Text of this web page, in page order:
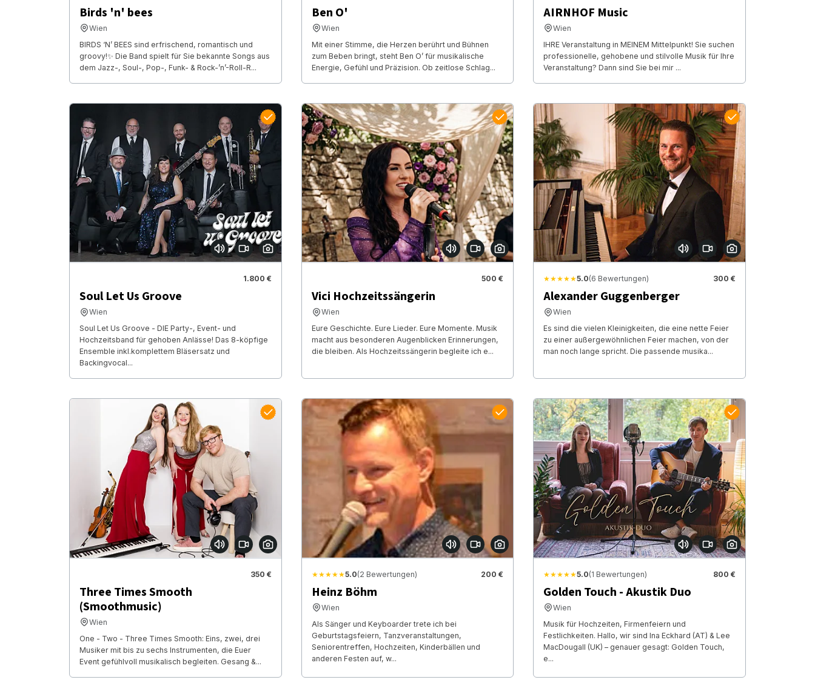
Birds 'n' bees
Wien
BIRDS ‘N’ BEES sind erfrischend, romantisch und
groovy!✨ Die Band spielt für Sie bekannte Songs aus
dem Jazz-, Soul-, Pop-, Funk- & Rock-’n’-Roll-R...
Ben O'
Wien
Mit einer Stimme, die Herzen berührt und Bühnen
zum Beben bringt, steht Ben O’ für musikalische
Energie, Gefühl und Präzision. Ob zeitlose Schlag...
AIRNHOF Music
Wien
IHRE Veranstaltung in MEINEM Mittelpunkt! Sie suchen
professionelle, gehobene und stilvolle Musik für Ihre
Veranstaltung? Dann sind Sie bei mir ...
1.800 €
Soul Let Us Groove
Wien
Soul Let Us Groove - DIE Party-, Event- und
Hochzeitsband für gehoben Anlässe! Das 8-köpfige
Ensemble inkl.komplettem Bläsersatz und
Backingvocal...
500 €
Vici Hochzeitssängerin
Wien
Eure Geschichte. Eure Lieder. Eure Momente. Musik
macht aus besonderen Augenblicken Erinnerungen,
die bleiben. Als Hochzeitssängerin begleite ich e...
★★★★★5.0(6 Bewertungen) 300 €
Alexander Guggenberger
Wien
Es sind die vielen Kleinigkeiten, die eine nette Feier
zu einer außergewöhnlichen Feier machen, von der
man noch lange spricht. Die passende musika...
350 €
Three Times Smooth
(Smoothmusic)
Wien
One - Two - Three Times Smooth: Eins, zwei, drei
Musiker mit bis zu sechs Instrumenten, die Euer
Event gefühlvoll musikalisch begleiten. Gesang &...
★★★★★5.0(2 Bewertungen) 200 €
Heinz Böhm
Wien
Als Sänger und Keyboarder trete ich bei
Geburtstagsfeiern, Tanzveranstaltungen,
Seniorentreffen, Hochzeiten, Kinderbällen und
anderen Festen auf, w...
★★★★★5.0(1 Bewertungen) 800 €
Golden Touch - Akustik Duo
Wien
Musik für Hochzeiten, Firmenfeiern und
Festlichkeiten. Hallo, wir sind Ina Eckhard (AT) & Lee
MacDougall (UK) – genauer gesagt: Golden Touch,
e...